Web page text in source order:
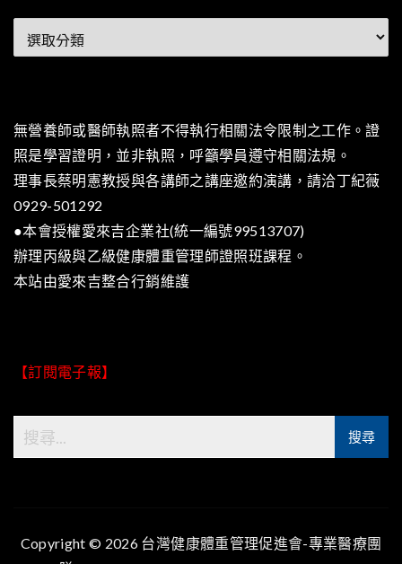
類
無營養師或醫師執照者不得執行相關法令限制之工作。證
照是學習證明，並非執照，呼籲學員遵守相關法規。
理事長蔡明憲教授與各講師之講座邀約演講，請洽丁紀薇
0929-501292
●本會授權愛來吉企業社(統一編號99513707)
辦理丙級與乙級健康體重管理師證照班課程。
本站由愛來吉整合行銷維護
【訂閱電子報】
Copyright © 2026 台灣健康體重管理促進會-專業醫療團